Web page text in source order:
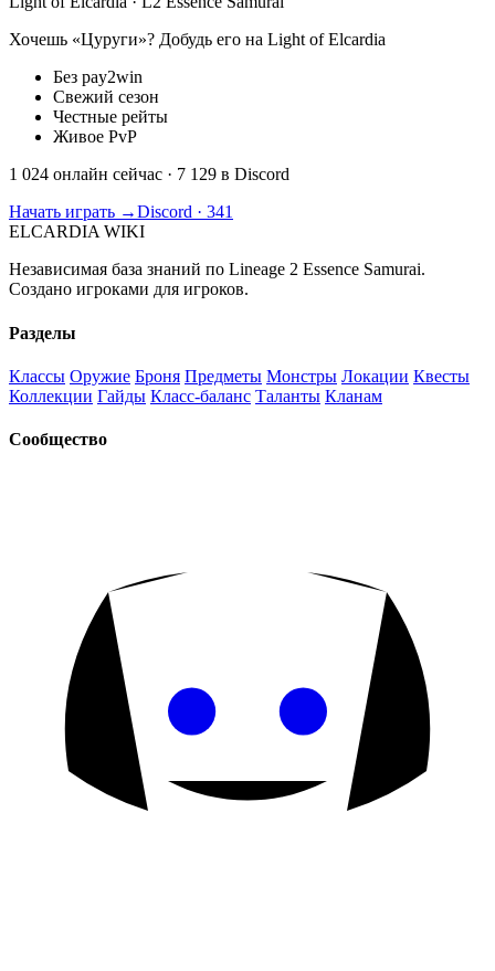
Хочешь «Цуруги»? Добудь его на Light of Elcardia
Без pay2win
Свежий сезон
Честные рейты
Живое PvP
1 024 онлайн сейчас · 7 129 в Discord
Начать играть →Discord · 341
ELCARDIA WIKI
Независимая база знаний по Lineage 2 Essence Samurai.
Создано игроками для игроков.
Разделы
Классы Оружие Броня Предметы Монстры Локации Квесты
Коллекции Гайды Класс-баланс Таланты Кланам
Сообщество